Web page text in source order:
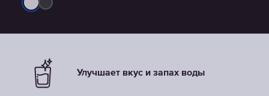
Улучшает вкус и запах воды